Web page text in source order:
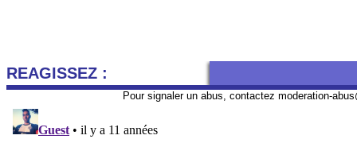
REAGISSEZ :
Pour signaler un abus, contactez moderation-